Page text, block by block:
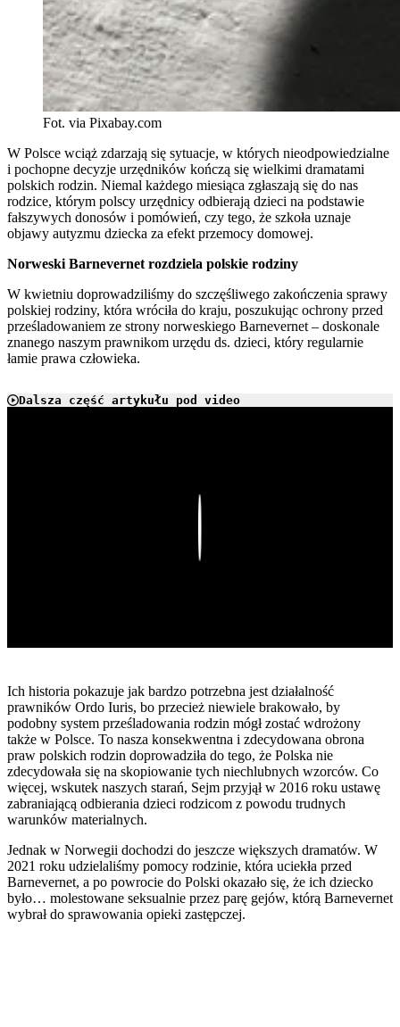
Fot. via Pixabay.com
W Polsce wciąż zdarzają się sytuacje, w których nieodpowiedzialne
i pochopne decyzje urzędników kończą się wielkimi dramatami
polskich rodzin. Niemal każdego miesiąca zgłaszają się do nas
rodzice, którym polscy urzędnicy odbierają dzieci na podstawie
fałszywych donosów i pomówień, czy tego, że szkoła uznaje
objawy autyzmu dziecka za efekt przemocy domowej.
Norweski Barnevernet rozdziela polskie rodziny
W kwietniu doprowadziliśmy do szczęśliwego zakończenia sprawy
polskiej rodziny, która wróciła do kraju, poszukując ochrony przed
prześladowaniem ze strony norweskiego Barnevernet – doskonale
znanego naszym prawnikom urzędu ds. dzieci, który regularnie
łamie prawa człowieka.
Dalsza część artykułu pod video
Ich historia pokazuje jak bardzo potrzebna jest działalność
prawników Ordo Iuris, bo przecież niewiele brakowało, by
podobny system prześladowania rodzin mógł zostać wdrożony
także w Polsce. To nasza konsekwentna i zdecydowana obrona
praw polskich rodzin doprowadziła do tego, że Polska nie
zdecydowała się na skopiowanie tych niechlubnych wzorców. Co
więcej, wskutek naszych starań, Sejm przyjął w 2016 roku ustawę
zabraniającą odbierania dzieci rodzicom z powodu trudnych
warunków materialnych.
Jednak w Norwegii dochodzi do jeszcze większych dramatów. W
2021 roku udzielaliśmy pomocy rodzinie, która uciekła przed
Barnevernet, a po powrocie do Polski okazało się, że ich dziecko
było… molestowane seksualnie przez parę gejów, którą Barnevernet
wybrał do sprawowania opieki zastępczej.